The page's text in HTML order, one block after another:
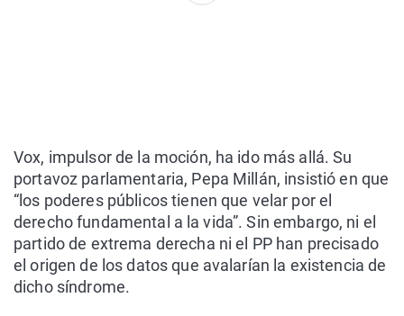
Vox, impulsor de la moción, ha ido más allá. Su
portavoz parlamentaria, Pepa Millán, insistió en que
“los poderes públicos tienen que velar por el
derecho fundamental a la vida”. Sin embargo, ni el
partido de extrema derecha ni el PP han precisado
el origen de los datos que avalarían la existencia de
dicho síndrome.